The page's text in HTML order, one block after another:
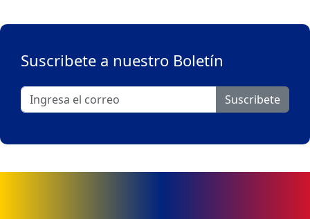
Suscribete a nuestro Boletín
Suscribete